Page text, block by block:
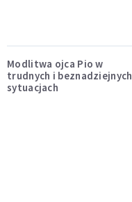
Modlitwa ojca Pio w
trudnych i beznadziejnych
sytuacjach